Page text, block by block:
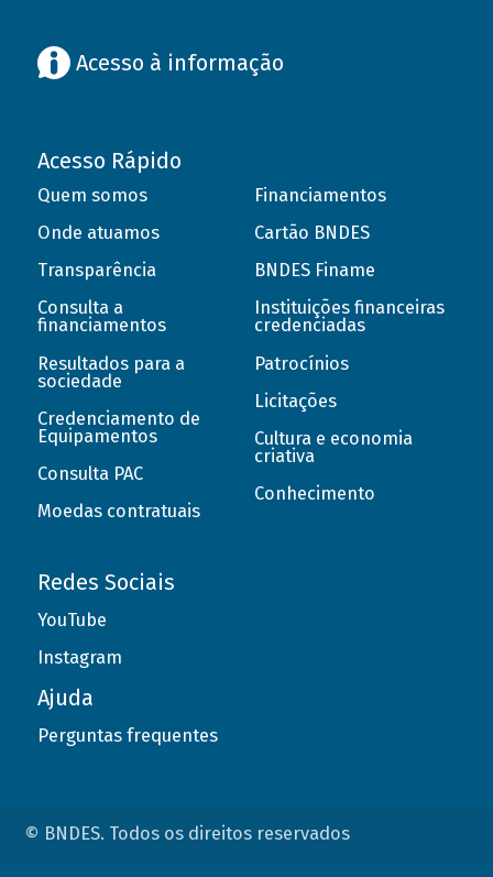
Acesso à informação
Acesso Rápido
Quem somos
Onde atuamos
Transparência
Consulta a
financiamentos
Resultados para a
sociedade
Credenciamento de
Equipamentos
Consulta PAC
Moedas contratuais
Financiamentos
Cartão BNDES
BNDES Finame
Instituições financeiras
credenciadas
Patrocínios
Licitações
Cultura e economia
criativa
Conhecimento
Redes Sociais
YouTube
Instagram
Ajuda
Perguntas frequentes
© BNDES. Todos os direitos reservados